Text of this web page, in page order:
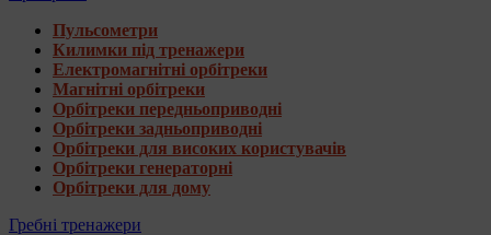
Пульсометри
Килимки під тренажери
Електромагнітні орбітреки
Магнітні орбітреки
Орбітреки передньоприводні
Орбітреки задньоприводні
Орбітреки для високих користувачів
Орбітреки генераторні
Орбітреки для дому
Гребні тренажери